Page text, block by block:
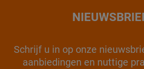
Schrijf u in op onze
aanbiedingen en nuttige